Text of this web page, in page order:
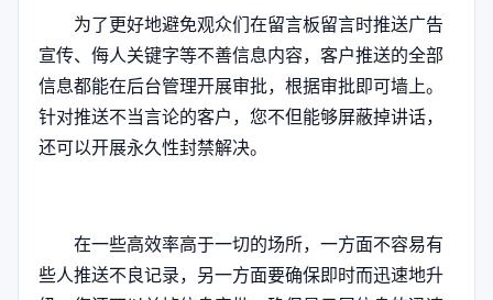
为了更好地避免观众们在留言板留言时推送广告
宣传、侮人关键字等不善信息内容，客户推送的全部
信息都能在后台管理开展审批，根据审批即可墙上。
针对推送不当言论的客户，您不但能够屏蔽掉讲话，
还可以开展永久性封禁解决。
在一些高效率高于一切的场所，一方面不容易有
些人推送不良记录，另一方面要确保即时而迅速地升